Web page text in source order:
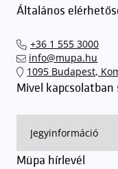
érkezéskor
azt
találhassák meg a
érkezhessenek meg
sorompókat
ingyenes azon
rendjének részletes
Általános
+36 1 555 3000
info@mupa.hu
1095 Budapest,
Mivel
Müpa hírlevél